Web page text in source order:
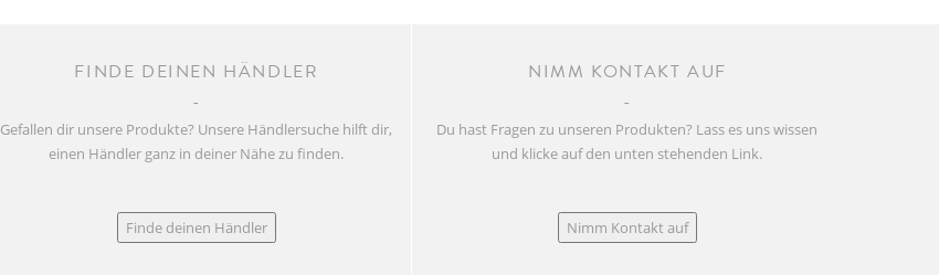
FINDE DEINEN HÄNDLER
Gefallen dir unsere Produkte? Unsere Händlersuche hilft dir,
einen Händler ganz in deiner Nähe zu finden.
Finde deinen Händler
NIMM KONTAKT AUF
Du hast Fragen zu unseren Produkten? Lass es uns wissen
und klicke auf den unten stehenden Link.
Nimm Kontakt auf